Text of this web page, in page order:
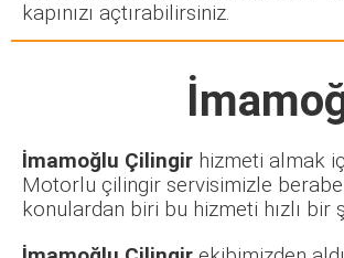
kapınızı açtırabilirsiniz.
İmamoğlu Çilingir hizmeti almak
Motorlu çilingir servisimizle
konulardan biri bu hizmeti hızlı